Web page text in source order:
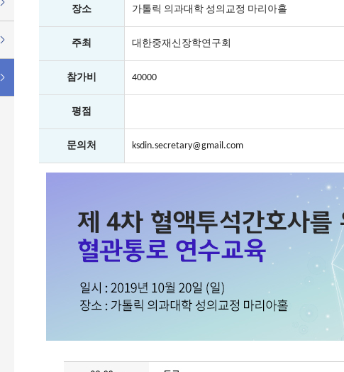
장소 가톨릭 의과대학 성의교정 마리아홀
주최 대한중재신장학연구회
참가비 40000
평점
문의처 ksdin.secretary@gmail.com